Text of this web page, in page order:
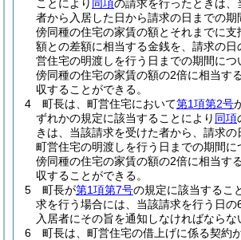
ことにより 同項の請求を行ったときは、
者から入居した日から請求の日までの期
傍同種の住宅の家賃の額とそれまでに支
額との差額に相当する金銭を、請求の日
営住宅の明渡しを行う日までの期間につ
傍同種の住宅の家賃の額の2倍に相当す
収することができる。
4
町長は、町営住宅において第1項第2号
ずれかの規定に該当することにより 同項
きは、当該請求を受けた者から、請求
町営住宅の明渡しを行う日までの期間に
傍同種の住宅の家賃の額の2倍に相当す
収することができる。
5
町長が第1項第7号の規定に該当するこ
求を行う場合には、当該請求を行う日
入居者にその旨を通知しなければならな
6
町長は、町営住宅の借上げに係る契約